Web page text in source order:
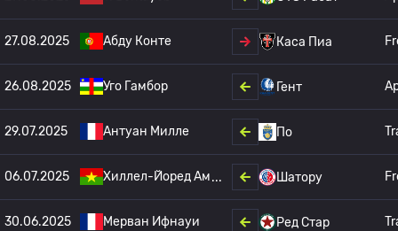
27.08.2025 Абду Конте Каса Пиа
26.08.2025 Уго Гамбор Гент
29.07.2025 Антуан Милле По
06.07.2025 Хиллел-Йоред Ам Шатору
30.06.2025 Мерван Ифнауи Ред Стар